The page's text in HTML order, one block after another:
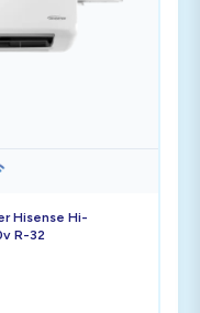
Hisense Hi-
R-32